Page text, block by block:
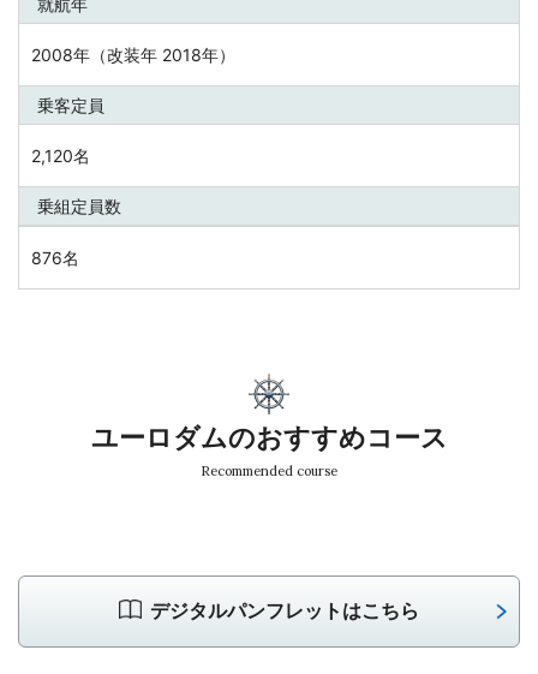
就航年
2008年（改装年 2018年）
乗客定員
2,120名
乗組定員数
876名
ユーロダムのおすすめコース
Recommended course
デジタルパンフレットはこちら